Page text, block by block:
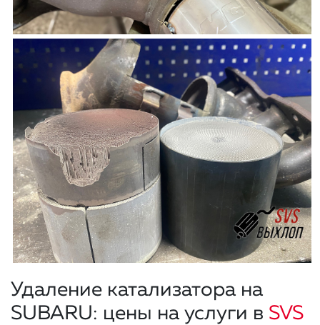
Удаление катализатора на
SUBARU: цены на услуги в SVS